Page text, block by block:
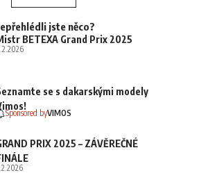
jste něco?
BETEXA Grand Prix 2025
se s dakarskými modely
Sponsored byVIMOS
PRIX 2025 – ZÁVĚREČNÉ